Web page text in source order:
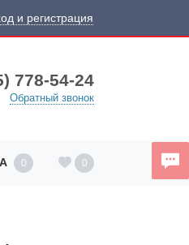
и регистрация
778-54-24
Обратный звонок
0 0